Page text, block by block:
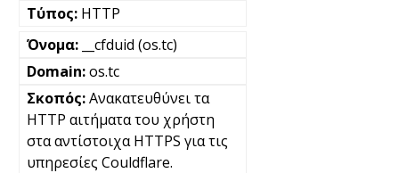
HTTP
__cfduid (os.tc)
os.tc
Ανακατευθύνει τα
HTTP αιτήματα του χρήστη
στα αντίστοιχα HTTPS για τις
υπηρεσίες Couldflare.